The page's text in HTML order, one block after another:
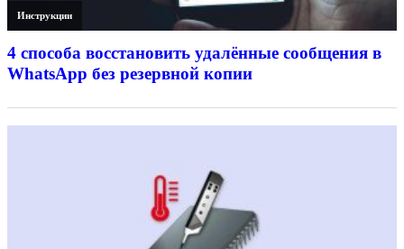
Инструкции
4 способа восстановить удалённые сообщения в
WhatsApp без резервной копии